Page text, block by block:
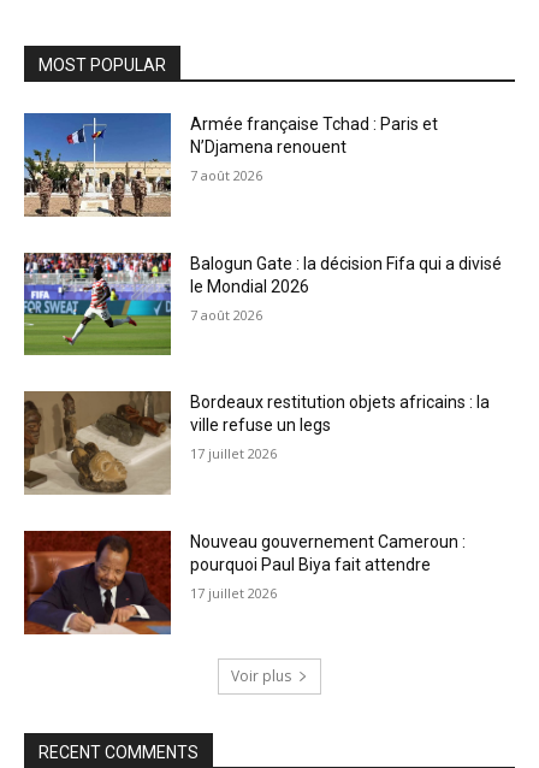
MOST POPULAR
Armée française Tchad : Paris et
N’Djamena renouent
7 août 2026
Balogun Gate : la décision Fifa qui a divisé
le Mondial 2026
7 août 2026
Bordeaux restitution objets africains : la
ville refuse un legs
17 juillet 2026
Nouveau gouvernement Cameroun :
pourquoi Paul Biya fait attendre
17 juillet 2026
Voir plus
RECENT COMMENTS